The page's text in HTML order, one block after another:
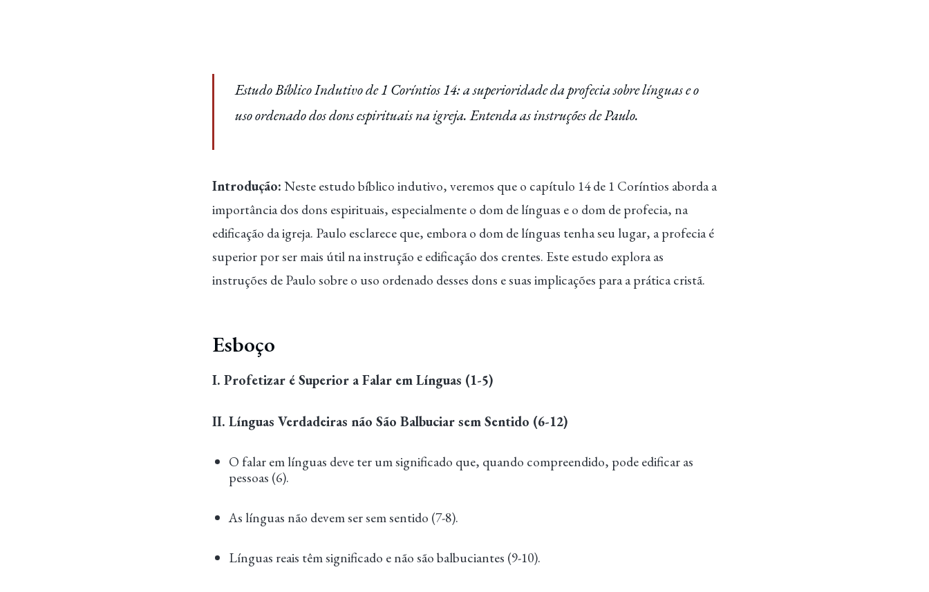
Estudo Bíblico Indutivo de 1 Coríntios 14: a superioridade da profecia sobre línguas e o
uso ordenado dos dons espirituais na igreja. Entenda as instruções de Paulo.
Introdução:Neste estudo bíblico indutivo, veremos que o capítulo 14 de 1 Coríntios aborda a
importância dos dons espirituais, especialmente o dom de línguas e o dom de profecia, na
edificação da igreja. Paulo esclarece que, embora o dom de línguas tenha seu lugar, a profecia é
superior por ser mais útil na instrução e edificação dos crentes. Este estudo explora as
instruções de Paulo sobre o uso ordenado desses dons e suas implicações para a prática cristã.
Esboço
I. Profetizar é Superior a Falar em Línguas (1-5)
II. Línguas Verdadeiras não São Balbuciar sem Sentido (6-12)
O falar em línguas deve ter um significado que, quando compreendido, pode edificar as
pessoas (6).
As línguas não devem ser sem sentido (7-8).
Línguas reais têm significado e não são balbuciantes (9-10).